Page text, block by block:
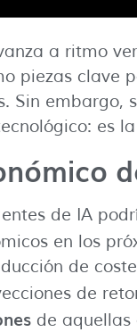
a ritmo
piezas clave
Sin
es
de IA
en los
de
de
de aquellas